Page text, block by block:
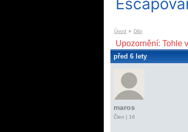
Úvod » Dibi
Upozornění: Tohle
před 6 lety
maros
Člen | 16